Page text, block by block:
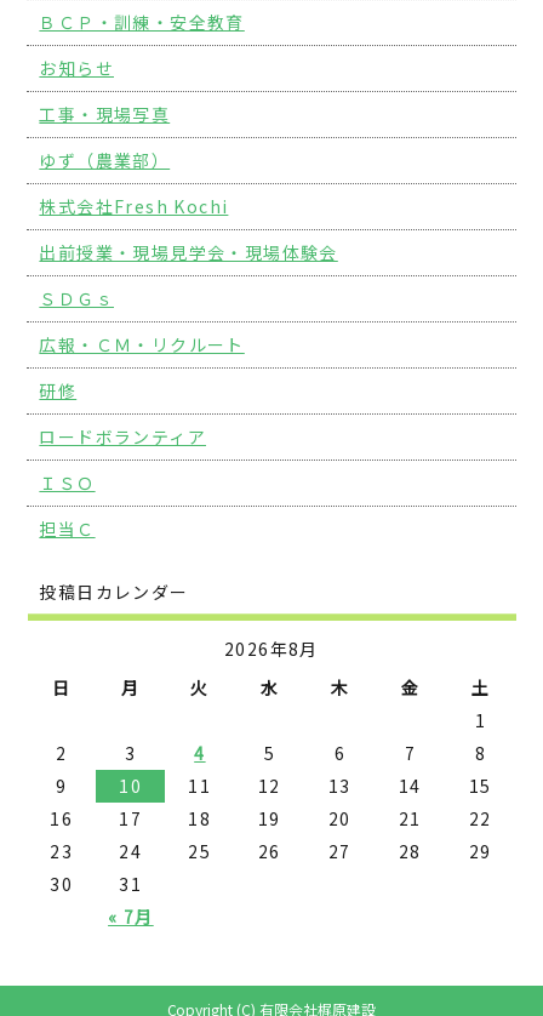
ＢＣＰ・訓練・安全教育
お知らせ
工事・現場写真
ゆず（農業部）
株式会社Fresh Kochi
出前授業・現場見学会・現場体験会
ＳＤＧｓ
広報・ＣＭ・リクルート
研修
ロードボランティア
ＩＳＯ
担当Ｃ
投稿日カレンダー
2026年8月
日
月 火 水 木 金 土
« 7月
1
2
3 4 5 6 7
8
9
10 11 12 13 14
15
16
17 18 19 20 21
22
23
24 25 26 27 28
29
30
31
Copyright (C) 有限会社梶原建設